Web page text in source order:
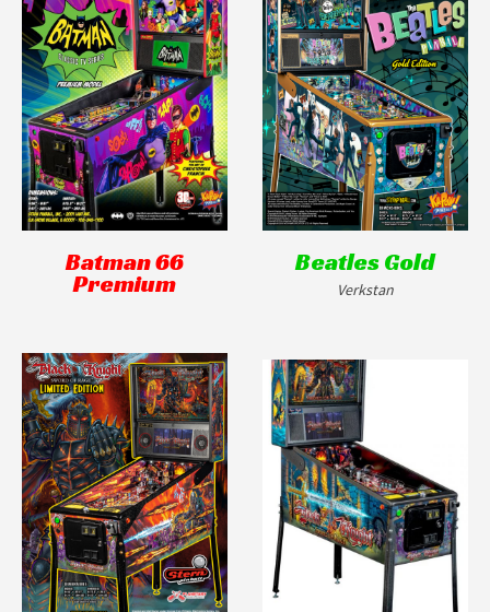
Batman 66
Premium
Beatles Gold
Verkstan